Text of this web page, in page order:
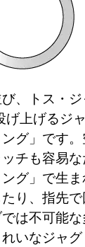
、トス・
げ上げるジ
グ」です
チも容易
グ」で生ま
り、指先
は不可能
いなジャ